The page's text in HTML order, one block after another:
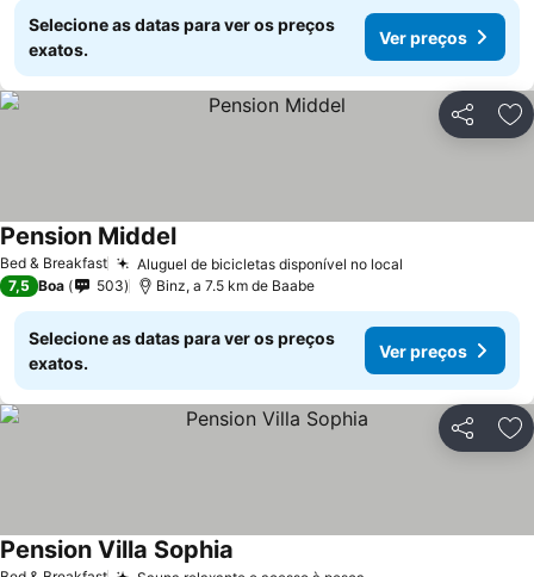
Selecione as datas para ver os preços
exatos.
Ver preços
Partilhar
Bed & Breakfast Aluguel de bicicletas disponível no local
Pension Middel
7,5 Boa 503 Binz, a 7.5 km de Baabe
Selecione as datas para ver os preços
exatos.
Ver preços
Partilhar
Pension Villa Sophia